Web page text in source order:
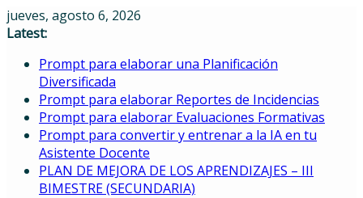
Skip
to
jueves, agosto 6, 2026
Latest:
Prompt para elaborar una Planificación
Diversificada
Prompt para elaborar Reportes de Incidencias
Prompt para elaborar Evaluaciones Formativas
Prompt para convertir y entrenar a la IA en tu
Asistente Docente
PLAN DE MEJORA DE LOS APRENDIZAJES – III
BIMESTRE (SECUNDARIA)